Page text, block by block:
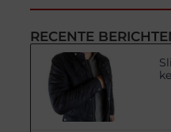
RECENTE